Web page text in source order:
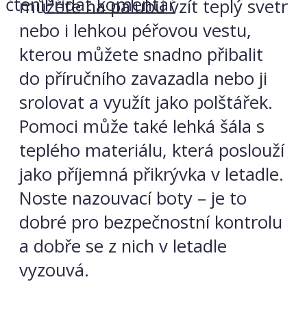
můžete na palubu vzít teplý svetr
nebo i lehkou péřovou vestu,
kterou můžete snadno přibalit
do příručního zavazadla nebo ji
srolovat a využít jako polštářek.
Pomoci může také lehká šála s
teplého materiálu, která poslouží
jako příjemná přikrývka v letadle.
Noste nazouvací boty – je to
dobré pro bezpečnostní kontrolu
a dobře se z nich v letadle
vyzouvá.